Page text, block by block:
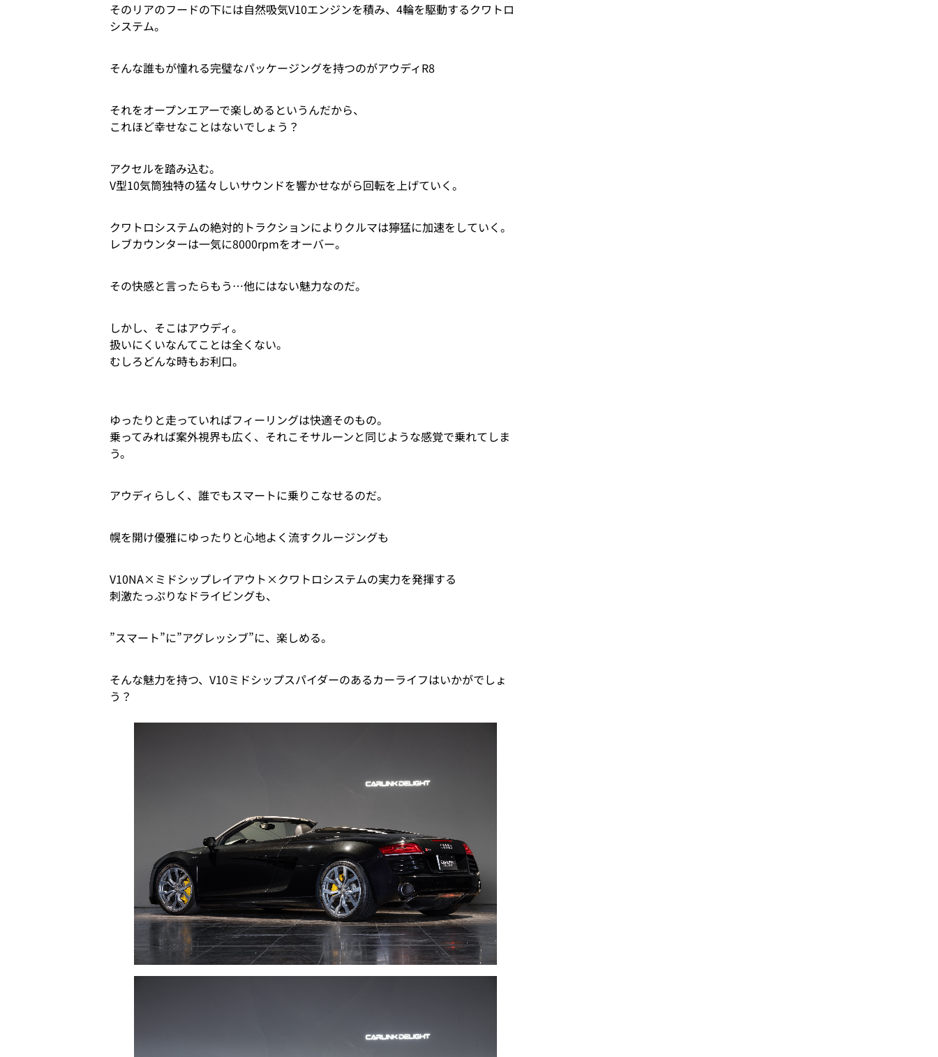
そのリアのフードの下には自然吸気V10エンジンを積み、4輪を駆動するクワトロ
システム。
そんな誰もが憧れる完璧なパッケージングを持つのがアウディR8
それをオープンエアーで楽しめるというんだから、
これほど幸せなことはないでしょう？
アクセルを踏み込む。
V型10気筒独特の猛々しいサウンドを響かせながら回転を上げていく。
クワトロシステムの絶対的トラクションによりクルマは獰猛に加速をしていく。
レブカウンターは一気に8000rpmをオーバー。
その快感と言ったらもう…他にはない魅力なのだ。
しかし、そこはアウディ。
扱いにくいなんてことは全くない。
むしろどんな時もお利口。
ゆったりと走っていればフィーリングは快適そのもの。
乗ってみれば案外視界も広く、それこそサルーンと同じような感覚で乗れてしま
う。
アウディらしく、誰でもスマートに乗りこなせるのだ。
幌を開け優雅にゆったりと心地よく流すクルージングも
V10NA×ミドシップレイアウト×クワトロシステムの実力を発揮する
刺激たっぷりなドライビングも、
”スマート”に”アグレッシブ”に、楽しめる。
そんな魅力を持つ、V10ミドシップスパイダーのあるカーライフはいかがでしょ
う？